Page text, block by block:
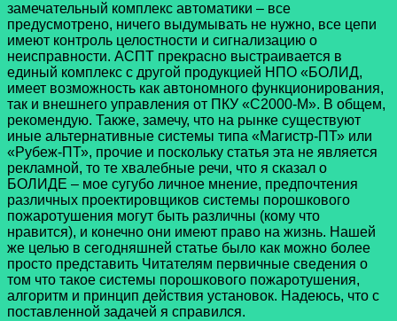
замечательный комплекс автоматики – все
предусмотрено, ничего выдумывать не нужно, все цепи
имеют контроль целостности и сигнализацию о
неисправности. АСПТ прекрасно выстраивается в
единый комплекс с другой продукцией НПО «БОЛИД,
имеет возможность как автономного функционирования,
так и внешнего управления от ПКУ «С2000-М». В общем,
рекомендую. Также, замечу, что на рынке существуют
иные альтернативные системы типа «Магистр-ПТ» или
«Рубеж-ПТ», прочие и поскольку статья эта не является
рекламной, то те хвалебные речи, что я сказал о
БОЛИДЕ – мое сугубо личное мнение, предпочтения
различных проектировщиков системы порошкового
пожаротушения могут быть различны (кому что
нравится), и конечно они имеют право на жизнь. Нашей
же целью в сегодняшней статье было как можно более
просто представить Читателям первичные сведения о
том что такое системы порошкового пожаротушения,
алгоритм и принцип действия установок. Надеюсь, что с
поставленной задачей я справился.